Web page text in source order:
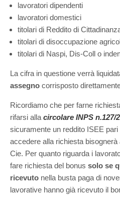
lavoratori dipendenti
lavoratori domestici
titolari di Reddito di
titolari di disoccupazione
titolari di Naspi, Dis-Coll o
La cifra in questione verrà
assegno corrisposto
Ricordiamo che per farne
rifarsi alla circolare INPS n.127/
sicuramente un reddito ISEE
accedere alla richiesta
Cie. Per quanto riguarda i
fare richiesta del bonus solo se
ricevuto nella busta paga di
lavorative hanno già ricevuto il